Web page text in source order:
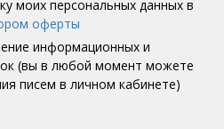
моих персональных данных в
оферты
информационных и
(вы в любой момент можете
писем в личном кабинете)